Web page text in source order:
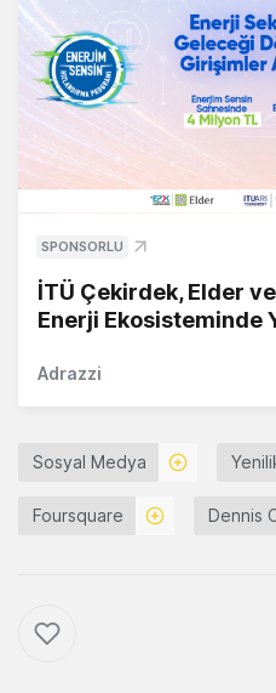
SPONSORLU
İTÜ Çekirdek, Elder
Enerji Ekosisteminde
Adrazzi
Sosyal Medya
Foursquare Dennis